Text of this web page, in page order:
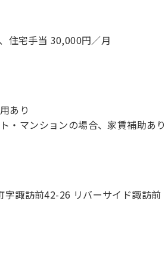
住宅手当 30,000円／月
あり
マンションの場合、家賃補助あり
字諏訪前42-26 リバーサイド諏訪